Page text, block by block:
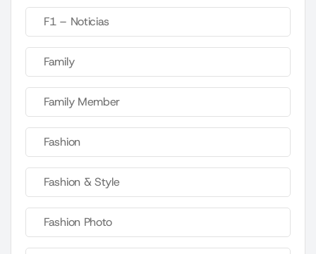
F1 – Noticias
Family
Family Member
Fashion
Fashion & Style
Fashion Photo